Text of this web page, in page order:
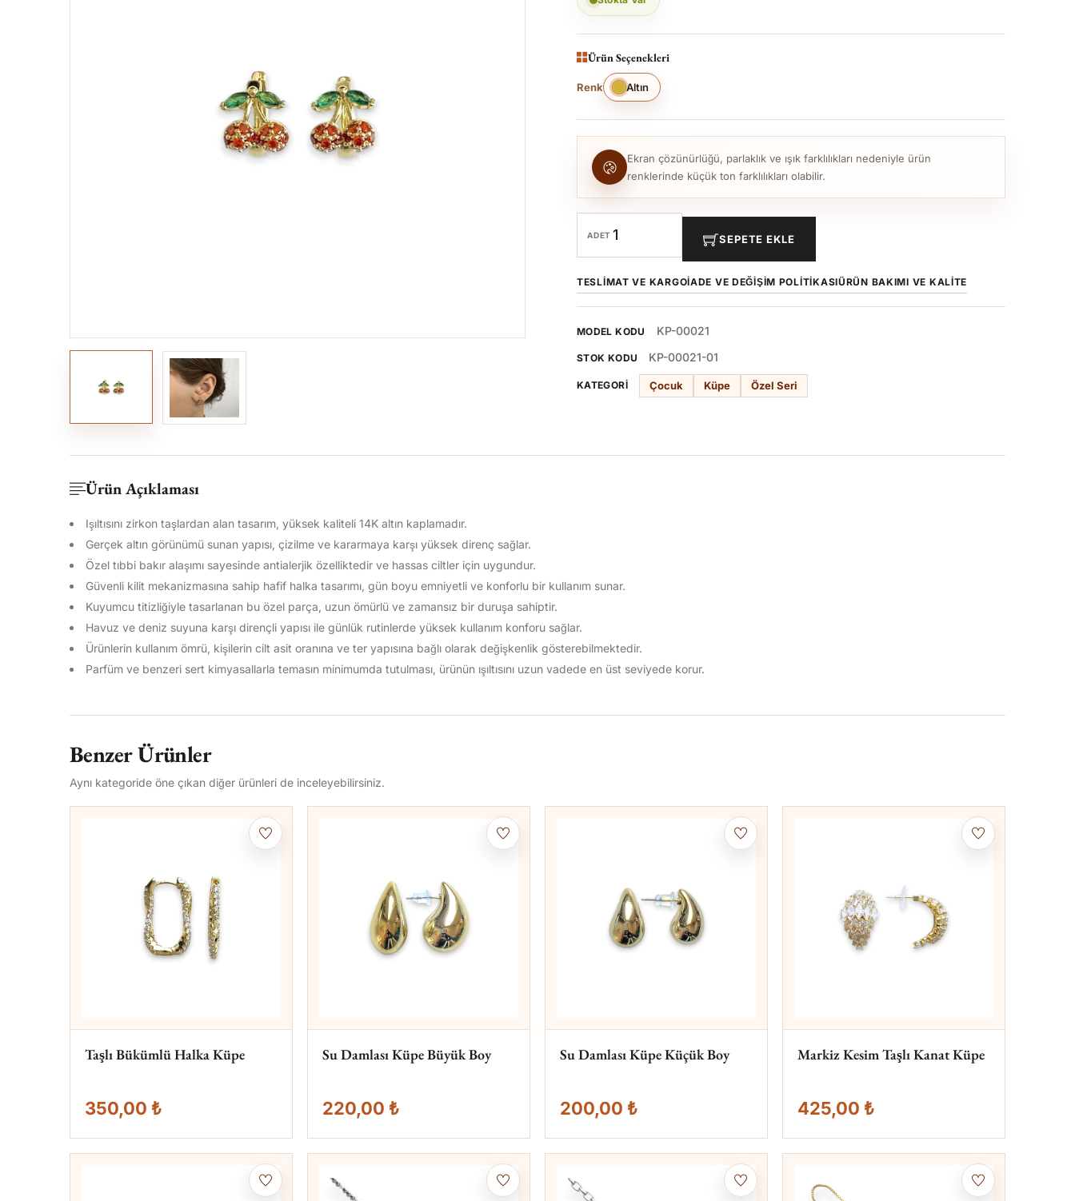
Ürün Seçenekleri
Renk Altın
Ekran çözünürlüğü, parlaklık ve ışık farklılıkları nedeniyle ürün
renklerinde küçük ton farklılıkları olabilir.
ADET SEPETE EKLE
TESLIMAT VE KARGOİADE VE DEĞIŞIM POLITIKASIÜRÜN BAKIMI VE KALITE
MODEL KODU KP-00021
STOK KODU KP-00021-01
KATEGORI Çocuk Küpe Özel Seri
Ürün Açıklaması
Işıltısını zirkon taşlardan alan tasarım, yüksek kaliteli 14K altın kaplamadır.
Gerçek altın görünümü sunan yapısı, çizilme ve kararmaya karşı yüksek direnç sağlar.
Özel tıbbi bakır alaşımı sayesinde antialerjik özelliktedir ve hassas ciltler için uygundur.
Güvenli kilit mekanizmasına sahip hafif halka tasarımı, gün boyu emniyetli ve konforlu bir kullanım sunar.
Kuyumcu titizliğiyle tasarlanan bu özel parça, uzun ömürlü ve zamansız bir duruşa sahiptir.
Havuz ve deniz suyuna karşı dirençli yapısı ile günlük rutinlerde yüksek kullanım konforu sağlar.
Ürünlerin kullanım ömrü, kişilerin cilt asit oranına ve ter yapısına bağlı olarak değişkenlik gösterebilmektedir.
Parfüm ve benzeri sert kimyasallarla temasın minimumda tutulması, ürünün ışıltısını uzun vadede en üst seviyede korur.
Benzer Ürünler
Aynı kategoride öne çıkan diğer ürünleri de inceleyebilirsiniz.
Taşlı Bükümlü Halka Küpe
350,00 ₺
Su Damlası Küpe Büyük Boy
220,00 ₺
Su Damlası Küpe Küçük Boy
200,00 ₺
Markiz Kesim Taşlı Kanat Küpe
425,00 ₺